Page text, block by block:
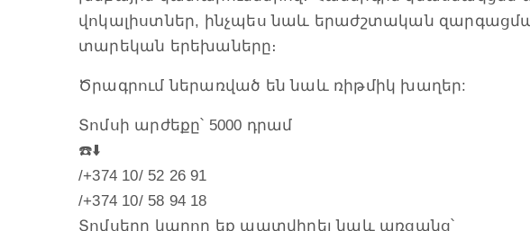
վոկալիստներ, ինչպես նաև երաժշտական
տարեկան երեխաները։
Ծրագրում ներառված են նաև ռիթմիկ խաղեր:
Տոմսի արժեքը՝ 5000 դրամ
☎️⬇️
/+374 10/ 52 26 91
/+374 10/ 58 94 18
Տոմսերը կարող եք պատվիրել նաև առցանց՝